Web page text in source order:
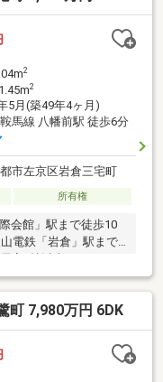
「ハウス・スター
(^^)/
2
2
5月(築49年4ヶ月)
馬線 八幡前駅 徒歩6分
市左京区岩倉三宅町
所有権
会館」駅まで徒歩10
電鉄「岩倉」駅まで
土地面積約42.78坪ご
お気軽にご覧下さいま
町 7,980万円 6DK